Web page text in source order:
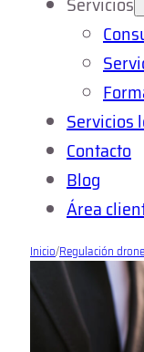
Servicios
Contacto
Blog
Área
Inicio/Regulación